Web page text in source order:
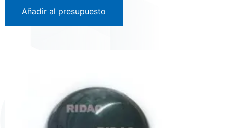
Añadir al presupuesto